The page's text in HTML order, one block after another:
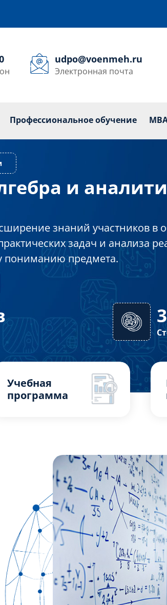
udpo@voenmeh.ru
Электронная почта
Профессиональное обучение
Повышение квалификации
и
знаний участников в
задач и анализа
пониманию предмета.
Учебная
программа